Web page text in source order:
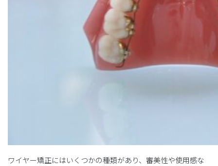
ワイヤー矯正にはいくつかの種類があり、審美性や使用感な